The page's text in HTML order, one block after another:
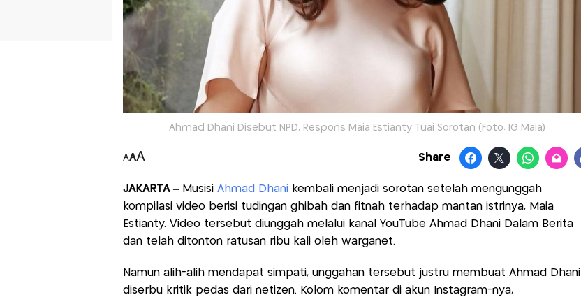
Ahmad Dhani Disebut NPD, Respons Maia Estianty Tuai Sorotan (Foto: IG Maia)
AAA Share
JAKARTA – Musisi Ahmad Dhanikembali menjadi sorotan setelah mengunggah
kompilasi video berisi tudingan ghibah dan fitnah terhadap mantan istrinya, Maia
Estianty. Video tersebut diunggah melalui kanal YouTube Ahmad Dhani Dalam Berita
dan telah ditonton ratusan ribu kali oleh warganet.
Namun alih-alih mendapat simpati, unggahan tersebut justru membuat Ahmad Dhani
diserbu kritik pedas dari netizen. Kolom komentar di akun Instagram-nya,